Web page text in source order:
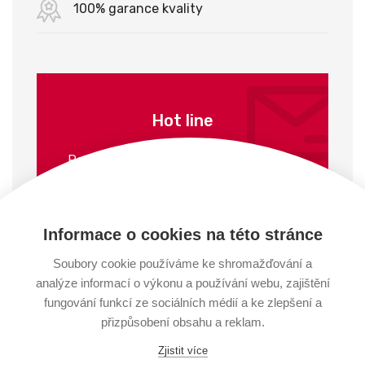
100% garance kvality
Hot line
Potřebujete pomoct nebo poradit? Jsme
Email:perma@perma.cz
Informace o cookies na této stránce
Soubory cookie používáme ke shromažďování a
analýze informací o výkonu a používání webu, zajištění
fungování funkcí ze sociálních médií a ke zlepšení a
přizpůsobení obsahu a reklam.
Zjistit více